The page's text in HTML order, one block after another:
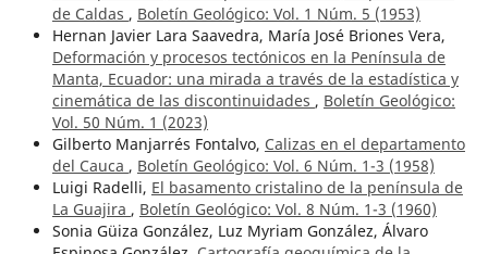
de Caldas , Boletín Geológico: Vol. 1 Núm. 5 (1953)
Hernan Javier Lara Saavedra, María José Briones Vera,
Deformación y procesos tectónicos en la Península de
Manta, Ecuador: una mirada a través de la estadística y
cinemática de las discontinuidades , Boletín Geológico:
Vol. 50 Núm. 1 (2023)
Gilberto Manjarrés Fontalvo, Calizas en el departamento
del Cauca , Boletín Geológico: Vol. 6 Núm. 1-3 (1958)
Luigi Radelli, El basamento cristalino de la península de
La Guajira , Boletín Geológico: Vol. 8 Núm. 1-3 (1960)
Sonia Güiza González, Luz Myriam González, Álvaro